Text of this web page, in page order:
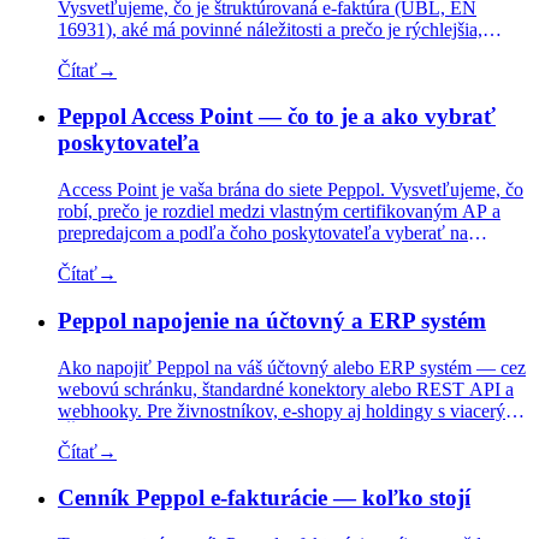
Vysvetľujeme, čo je štruktúrovaná e-faktúra (UBL, EN
16931), aké má povinné náležitosti a prečo je rýchlejšia,
Čítať→
Peppol Access Point — čo to je a ako vybrať
poskytovateľa
Access Point je vaša brána do siete Peppol. Vysvetľujeme, čo
robí, prečo je rozdiel medzi vlastným certifikovaným AP a
prepredajcom a podľa čoho poskytovateľa vyberať na
Čítať→
Peppol napojenie na účtovný a ERP systém
Ako napojiť Peppol na váš účtovný alebo ERP systém — cez
webovú schránku, štandardné konektory alebo REST API a
webhooky. Pre živnostníkov, e-shopy aj holdingy s viacerými
Čítať→
Cenník Peppol e-fakturácie — koľko stojí